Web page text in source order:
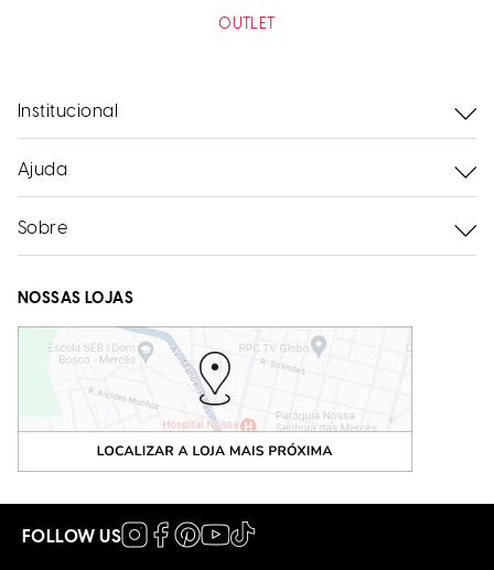
OUTLET
Institucional
Ajuda
Sobre
NOSSAS LOJAS
FOLLOW US